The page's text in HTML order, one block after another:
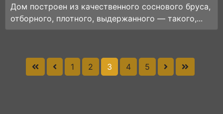
Дом построен из качественного соснового бруса,
отборного, плотного, выдержанного — такого,...
1 2 3 4 5